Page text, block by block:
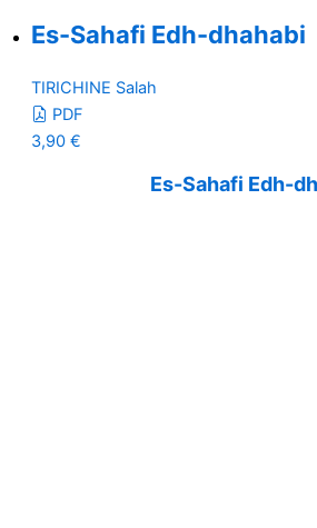
Es-Sahafi Edh-dhahabi
TIRICHINE Salah
PDF
3,90 €
Es-Sahafi Edh-